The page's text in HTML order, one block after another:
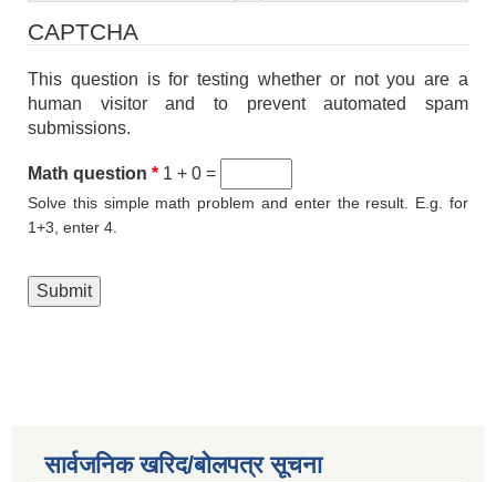
CAPTCHA
This question is for testing whether or not you are a
human visitor and to prevent automated spam
submissions.
Math question * 1 + 0 =
Solve this simple math problem and enter the result. E.g. for
1+3, enter 4.
सार्वजनिक खरिद/बोलपत्र सूचना